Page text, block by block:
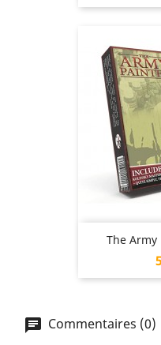
The Army
Commentaires (0)